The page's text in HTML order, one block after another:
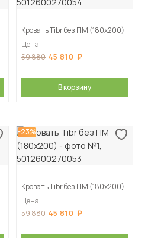
Кровать Tibr без ПМ (180х200)
Цена
59 880 45 810
В корзину
-23%
Кровать Tibr без ПМ (180х200)
Цена
59 880 45 810